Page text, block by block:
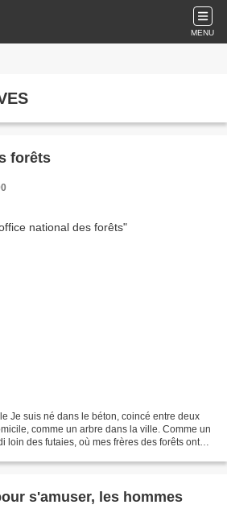
MENU
forêts
Je suis né dans le béton, coincé entre deux
comme un arbre dans la ville. Comme un
loin des futaies, où mes frères des forêts ont
s'amuser, les hommes